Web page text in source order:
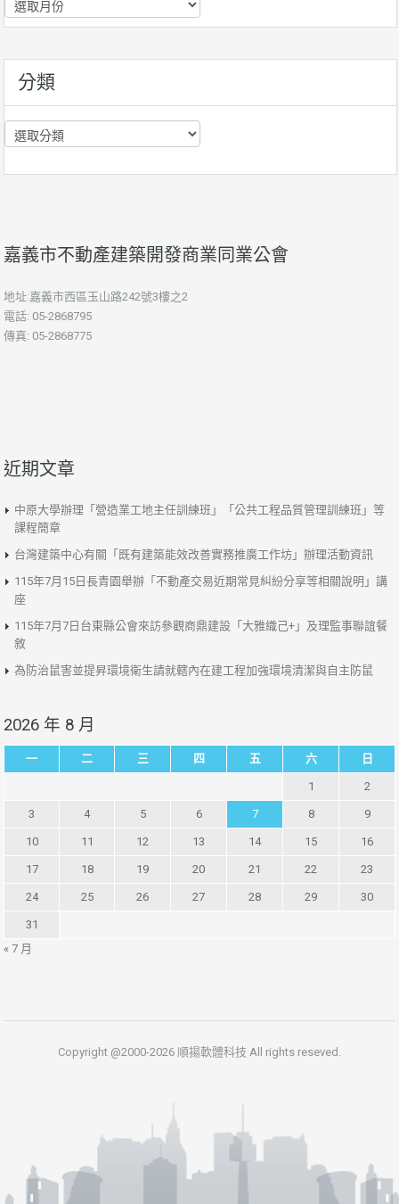
史
分類
分
類
嘉義市不動產建築開發商業同業公會
地址:嘉義市西區玉山路242號3樓之2
電話: 05-2868795
傳真: 05-2868775
近期文章
中原大學辦理「營造業工地主任訓練班」「公共工程品質管理訓練班」等
課程簡章
台灣建築中心有關「既有建築能效改善實務推廣工作坊」辦理活動資訊
115年7月15日長青園舉辦「不動產交易近期常見糾紛分享等相關說明」講
座
115年7月7日台東縣公會來訪參觀商鼎建設「大雅織己+」及理監事聯誼餐
敘
為防治鼠害並提昇環境衛生請就轄內在建工程加強環境清潔與自主防鼠
2026 年 8 月
一 二 三 四 五 六 日
1 2
3 4 5 6 7 8 9
10 11 12 13 14 15 16
17 18 19 20 21 22 23
24 25 26 27 28 29 30
31
« 7 月
Copyright @2000-2026 順揚軟體科技 All rights reseved.